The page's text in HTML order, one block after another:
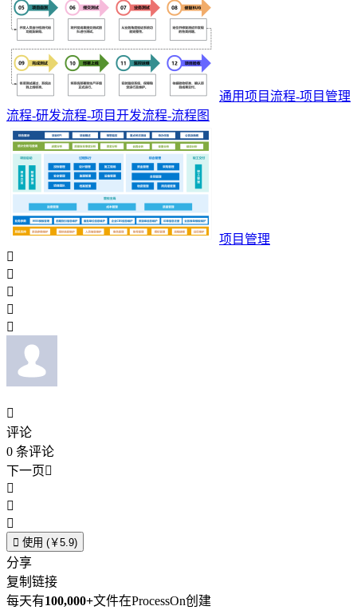
通用项目流程-项目管理
流程-研发流程-项目开发流程-流程图
项目管理






评论
0 条评论
下一页



 使用 (￥5.9)
分享
复制链接
每天有100,000+文件在ProcessOn创建